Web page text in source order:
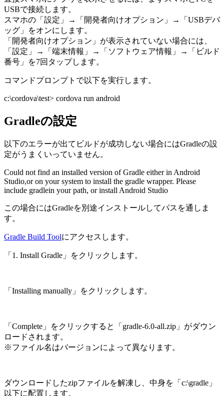
USBで接続します。
スマホの「設定」→「開発者向けオプション」→「USBデバ
ッグ」をオンにします。
「開発者向けオプション」が表示されていない場合には、
「設定」→「端末情報」→「ソフトウェア情報」→「ビルド
番号」を7回タップします。
コマンドプロンプトで以下を実行します。
c:\cordova\test> cordova run android
Gradleの設定
以下のエラーが出てビルドが成功しない場合にはGradleの設
定がうまくいっていません。
Could not find an installed version of Gradle either in Android
Studio,or on your system to install the gradle wrapper. Please
include gradlein your path, or install Android Studio
この場合にはGradleを別途インストールしてパスを通しま
す。
Gradle Build Toolにアクセスします。
「1. Install Gradle」をクリックします。
「Installing manually」をクリックします。
「Complete」をクリックすると「gradle-6.0-all.zip」がダウン
ロードされます。
※ファイル名はバージョンによって異なります。
ダウンロードしたzipファイルを解凍し、中身を「c:\gradle」
以下に配置します。